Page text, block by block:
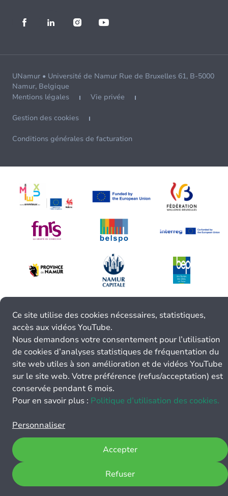
UNamur • Université de Namur Rue de Bruxelles 61, B-5000
Namur, Belgique
Mentions légales
Vie privée
Gestion des cookies
Conditions générales de facturation
Ce site utilise des cookies nécessaires, statistiques,
accès aux vidéos YouTube.
Nous demandons votre consentement pour l’utilisation
de cookies d’analyses statistiques de fréquentation du
site web utiles à son amélioration et de vidéos YouTube
sur le site web. Votre préférence (refus/acceptation) est
conservée pendant 6 mois.
Pour en savoir plus : Politique d’utilisation des cookies.
Personnaliser
Refuser
Accepter